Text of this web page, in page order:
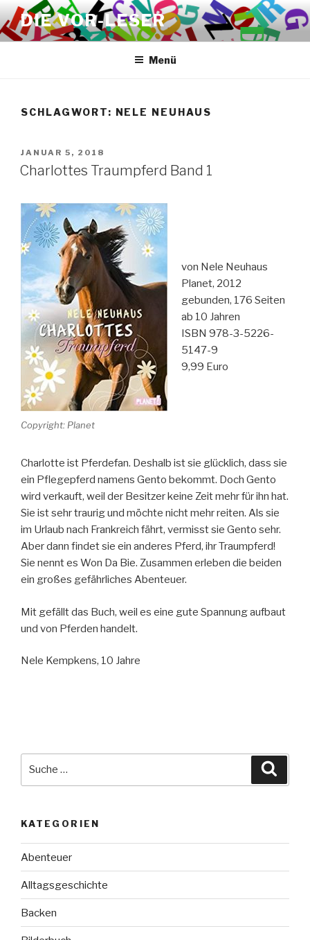
Zum
Inhalt
springen
DIE VOR-LESER
Menü
SCHLAGWORT: NELE NEUHAUS
VERÖFFENTLICHT
AM
JANUAR 5, 2018
Charlottes Traumpferd Band 1
Copyright: Planet
von Nele Neuhaus
Planet, 2012
gebunden, 176 Seiten
ab 10 Jahren
ISBN 978-3-5226-
5147-9
9,99 Euro
Charlotte ist Pferdefan. Deshalb ist sie glücklich, dass sie
ein Pflegepferd namens Gento bekommt. Doch Gento
wird verkauft, weil der Besitzer keine Zeit mehr für ihn hat.
Sie ist sehr traurig und möchte nicht mehr reiten. Als sie
im Urlaub nach Frankreich fährt, vermisst sie Gento sehr.
Aber dann findet sie ein anderes Pferd, ihr Traumpferd!
Sie nennt es Won Da Bie. Zusammen erleben die beiden
ein großes gefährliches Abenteuer.
Mit gefällt das Buch, weil es eine gute Spannung aufbaut
und von Pferden handelt.
Nele Kempkens, 10 Jahre
KATEGORIEN
Abenteuer
Alltagsgeschichte
Backen